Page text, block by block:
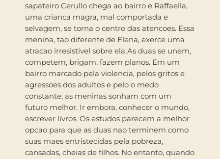
sapateiro Cerullo chega ao bairro e Raffaella,
uma crianca magra, mal comportada e
selvagem, se torna o centro das atencoes. Essa
menina, tao diferente de Elena, exerce uma
atracao irresistivel sobre ela.As duas se unem,
competem, brigam, fazem planos. Em um
bairro marcado pela violencia, pelos gritos e
agressoes dos adultos e pelo o medo
constante, as meninas sonham com um
futuro melhor. Ir embora, conhecer o mundo,
escrever livros. Os estudos parecem a melhor
opcao para que as duas nao terminem como
suas maes entristecidas pela pobreza,
cansadas, cheias de filhos. No entanto, quando